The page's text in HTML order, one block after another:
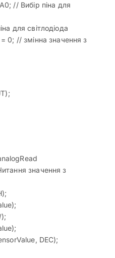
// Вибір піна для
для світлодіода
0; // змінна значення з
значення з
DEC);